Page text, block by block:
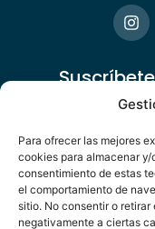
Para ofrecer las mejores
cookies para almacenar
consentimiento de estas
el comportamiento de
sitio. No consentir o
negativamente a ciertas